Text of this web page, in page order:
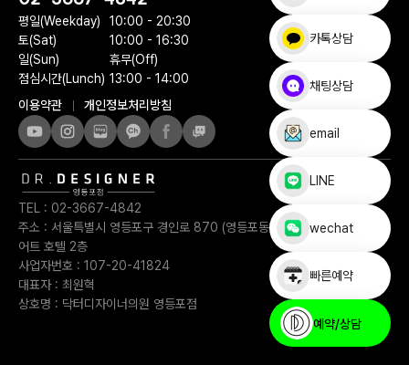
평일(Weekday)
10:00 - 20:30
토(Sat)
10:00 - 16:30
일(Sun)
휴무(Off)
점심시간(Lunch) 13:00 - 14:00
이용약관
개인정보처리방침
TEL : 02-3667-4842
주소 : 서울특별시 영등포구 경인로 870 (영등포동1가) 페어필드 바이 메리
어트 호텔 2층
사업자번호 : 107-20-41824
대표자 : 최원혁
상호명 : 닥터디자이너의원 영등포점
카톡상담
채팅상담
email
LINE
wechat
빠른예약
예약/상담